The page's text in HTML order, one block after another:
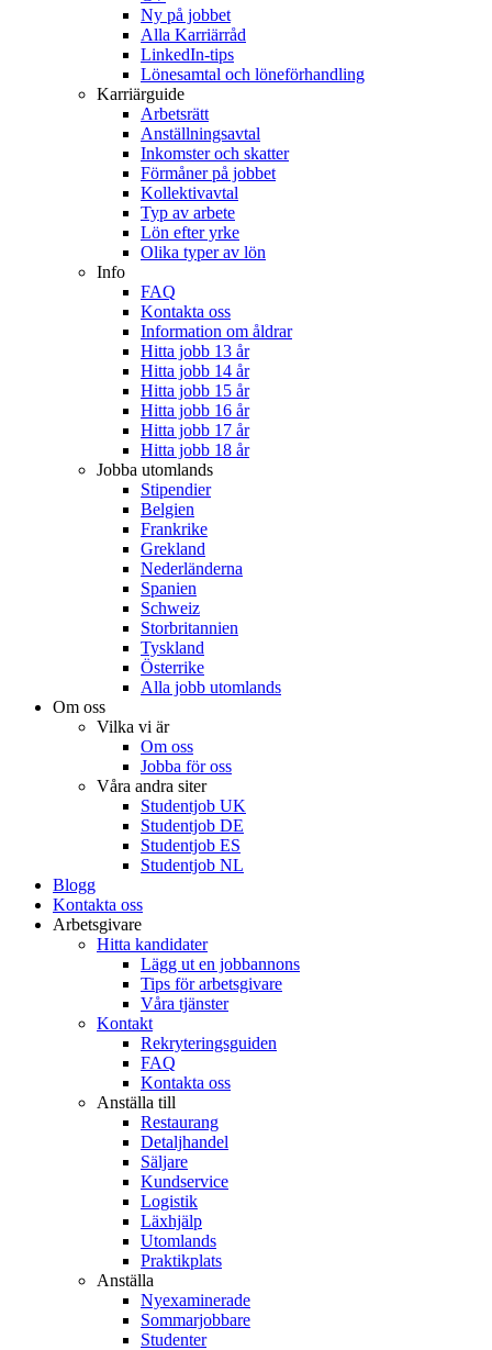
Ny på jobbet
Alla Karriärråd
LinkedIn-tips
Lönesamtal och löneförhandling
Karriärguide
Arbetsrätt
Anställningsavtal
Inkomster och skatter
Förmåner på jobbet
Kollektivavtal
Typ av arbete
Lön efter yrke
Olika typer av lön
Info
FAQ
Kontakta oss
Information om åldrar
Hitta jobb 13 år
Hitta jobb 14 år
Hitta jobb 15 år
Hitta jobb 16 år
Hitta jobb 17 år
Hitta jobb 18 år
Jobba utomlands
Stipendier
Belgien
Frankrike
Grekland
Nederländerna
Spanien
Schweiz
Storbritannien
Tyskland
Österrike
Alla jobb utomlands
Om oss
Vilka vi är
Om oss
Jobba för oss
Våra andra siter
Studentjob UK
Studentjob DE
Studentjob ES
Studentjob NL
Blogg
Kontakta oss
Arbetsgivare
Hitta kandidater
Lägg ut en jobbannons
Tips för arbetsgivare
Våra tjänster
Kontakt
Rekryteringsguiden
FAQ
Kontakta oss
Anställa till
Restaurang
Detaljhandel
Säljare
Kundservice
Logistik
Läxhjälp
Utomlands
Praktikplats
Anställa
Nyexaminerade
Sommarjobbare
Studenter